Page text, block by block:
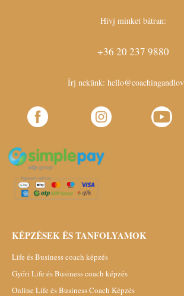
Hívj minket bátran:
+36 20 237 9880
Írj nekünk:
KÉPZÉSEK ÉS TANFOLYAMOK
Life és Business coach képzés
Győri Life és Business coach képzés
Online Life és Business Coach Képzés